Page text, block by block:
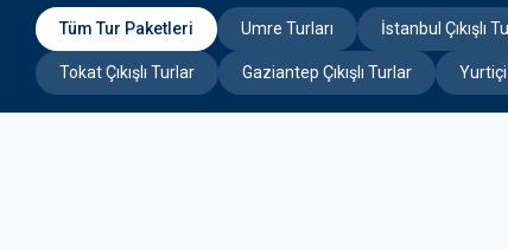
Tüm Tur Paketleri Umre Turları İstanbul Çıkışlı
Tokat Çıkışlı Turlar Gaziantep Çıkışlı Turlar